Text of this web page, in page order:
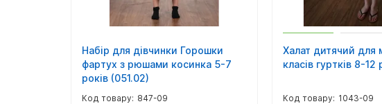
Набір для дівчинки Горошки
фартух з рюшами косинка 5-7
років (051.02)
847-09
Халат дитячий для
класів гуртків 8-12
1043-09